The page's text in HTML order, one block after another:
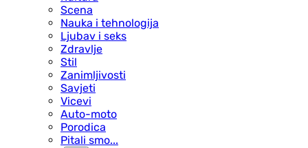
Scena
Nauka i tehnologija
Ljubav i seks
Zdravlje
Stil
Zanimljivosti
Savjeti
Vicevi
Auto-moto
Porodica
Pitali smo...